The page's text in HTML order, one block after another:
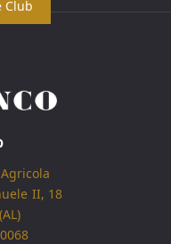
II, 18